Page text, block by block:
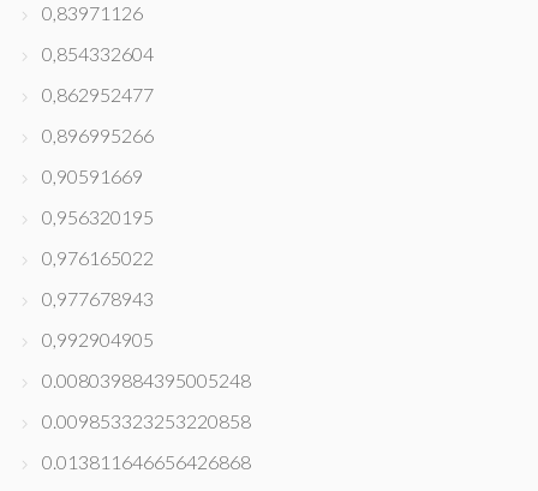
0,83971126
0,854332604
0,862952477
0,896995266
0,90591669
0,956320195
0,976165022
0,977678943
0,992904905
0.008039884395005248
0.009853323253220858
0.013811646656426868